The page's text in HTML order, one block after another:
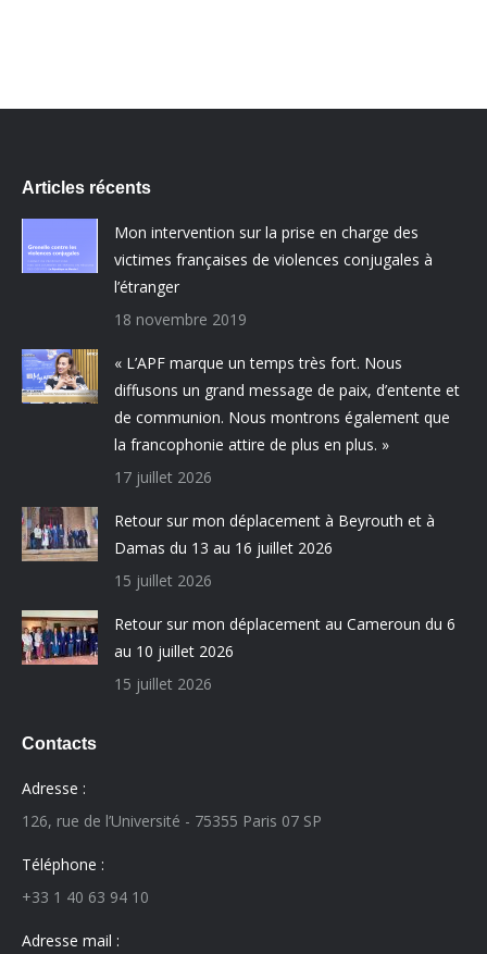
Articles récents
Mon intervention sur la prise en charge des
victimes françaises de violences conjugales à
l’étranger
18 novembre 2019
« L’APF marque un temps très fort. Nous
diffusons un grand message de paix, d’entente et
de communion. Nous montrons également que
la francophonie attire de plus en plus. »
17 juillet 2026
Retour sur mon déplacement à Beyrouth et à
Damas du 13 au 16 juillet 2026
15 juillet 2026
Retour sur mon déplacement au Cameroun du 6
au 10 juillet 2026
15 juillet 2026
Contacts
Adresse :
126, rue de l’Université - 75355 Paris 07 SP
Téléphone :
+33 1 40 63 94 10
Adresse mail :